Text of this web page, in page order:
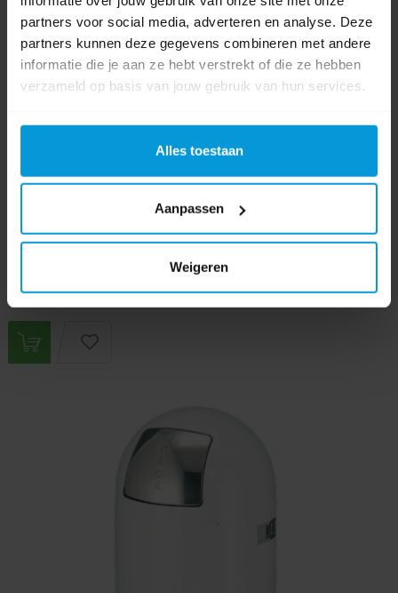
partners voor social media, adverteren en analyse. Deze
partners kunnen deze gegevens combineren met andere
informatie die je aan ze hebt verstrekt of die ze hebben
verzameld op basis van jouw gebruik van hun services.
Alles toestaan
Aanpassen
Weigeren
Wesco Kickyboy Pedaalemmer RVS Pedaal 40 ltr Rood
Materiaal afvalbak: RVS
€338,46